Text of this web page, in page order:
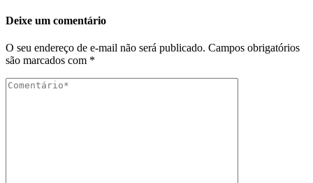
Deixe um comentário
O seu endereço de e-mail não será publicado. Campos obrigatórios
são marcados com *